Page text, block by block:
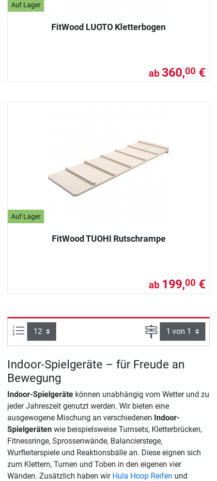
Auf Lager
FitWood LUOTO Kletterbogen
ab 360,00 €
Auf Lager
FitWood TUOHI Rutschrampe
ab 199,00 €
Artikel pro Seite: Seite
Indoor-Spielgeräte – für Freude an
Bewegung
Indoor-Spielgeräte können unabhängig vom Wetter und zu
jeder Jahreszeit genutzt werden. Wir bieten eine
ausgewogene Mischung an verschiedenen Indoor-
Spielgeräten wie beispielsweise Turnsets, Kletterbrücken,
Fitnessringe, Sprossenwände, Balancierstege,
Wurfleiterspiele und Reaktionsbälle an. Diese eignen sich
zum Klettern, Turnen und Toben in den eigenen vier
Wänden. Zusätzlich haben wir Hula Hoop Reifen und